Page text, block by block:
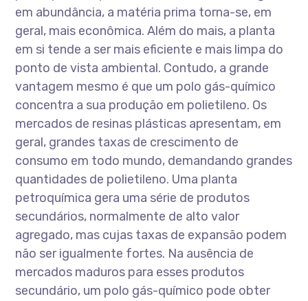
em abundância, a matéria prima torna-se, em
geral, mais econômica. Além do mais, a planta
em si tende a ser mais eficiente e mais limpa do
ponto de vista ambiental. Contudo, a grande
vantagem mesmo é que um polo gás-químico
concentra a sua produção em polietileno. Os
mercados de resinas plásticas apresentam, em
geral, grandes taxas de crescimento de
consumo em todo mundo, demandando grandes
quantidades de polietileno. Uma planta
petroquímica gera uma série de produtos
secundários, normalmente de alto valor
agregado, mas cujas taxas de expansão podem
não ser igualmente fortes. Na ausência de
mercados maduros para esses produtos
secundário, um polo gás-químico pode obter